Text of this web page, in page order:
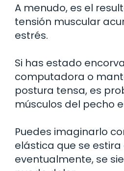
A menudo, es el
tensión muscular
estrés.
Si has estado
computadora o
postura tensa, es
músculos del pecho
Puedes imaginarlo
elástica que se
eventualmente, se